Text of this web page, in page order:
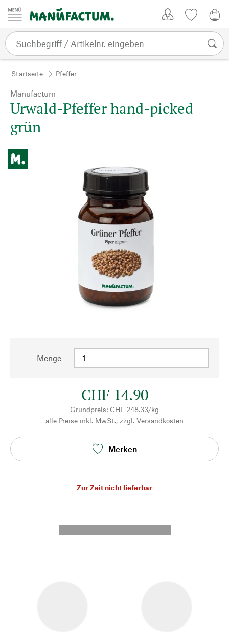
Zum Inhalt springen
Startseite Pfeffer
Manufactum
Urwald-Pfeffer hand-picked
grün
Menge
CHF 14.90
Grundpreis: CHF 248.33/kg
alle Preise inkl. MwSt., zzgl. Versandkosten
Merken
Zur Zeit nicht lieferbar